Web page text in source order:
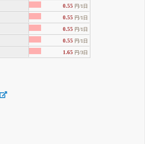
0.55 円/1日
0.55 円/1日
0.55 円/1日
0.55 円/1日
1.65 円/3日